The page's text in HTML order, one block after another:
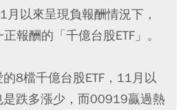
以來呈現負報酬情況下，
報酬的「千億台股ETF」。
8檔千億台股ETF，11月以
跌多漲少，而00919贏過熱